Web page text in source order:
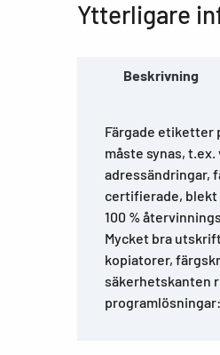
Ytterligare
Beskrivning
Färgade etiketter
måste synas,
adressändringar,
certifierade,
100 %
Mycket bra
kopiatorer,
säkerhetskanten